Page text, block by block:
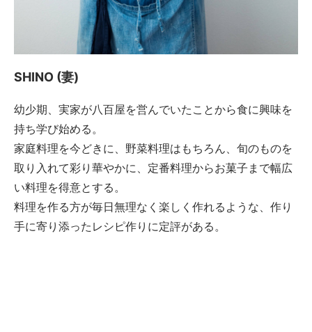
SHINO (妻)
幼少期、実家が八百屋を営んでいたことから食に興味を
持ち学び始める。
家庭料理を今どきに、野菜料理はもちろん、旬のものを
取り入れて彩り華やかに、定番料理からお菓子まで幅広
い料理を得意とする。
料理を作る方が毎日無理なく楽しく作れるような、作り
手に寄り添ったレシピ作りに定評がある。